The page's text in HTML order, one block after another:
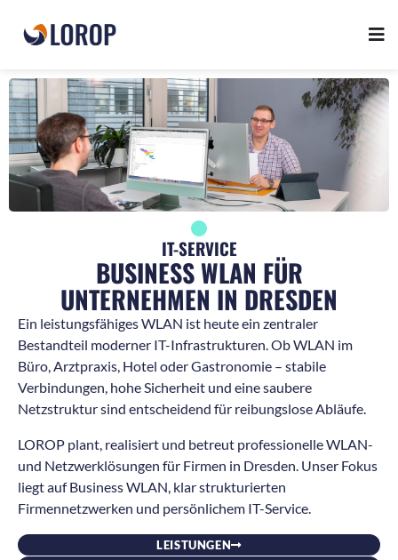
IT-SERVICE
BUSINESS WLAN FÜR
UNTERNEHMEN IN DRESDEN
Ein leistungsfähiges WLAN ist heute ein zentraler
Bestandteil moderner IT-Infrastrukturen. Ob WLAN im
Büro, Arztpraxis, Hotel oder Gastronomie – stabile
Verbindungen, hohe Sicherheit und eine saubere
Netzstruktur sind entscheidend für reibungslose Abläufe.
LOROP plant, realisiert und betreut professionelle WLAN-
und Netzwerklösungen für Firmen in Dresden. Unser Fokus
liegt auf Business WLAN, klar strukturierten
Firmennetzwerken und persönlichem IT-Service.
LEISTUNGEN